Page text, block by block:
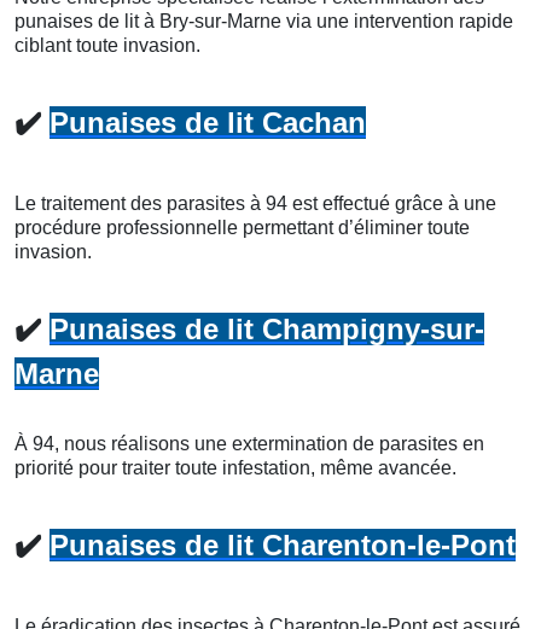
punaises de lit à Bry-sur-Marne via une intervention rapide
ciblant toute invasion.
✔️ Punaises de lit Cachan
Le traitement des parasites à 94 est effectué grâce à une
procédure professionnelle permettant d’éliminer toute
invasion.
✔️ Punaises de lit Champigny-sur-
Marne
À 94, nous réalisons une extermination de parasites en
priorité pour traiter toute infestation, même avancée.
✔️ Punaises de lit Charenton-le-Pont